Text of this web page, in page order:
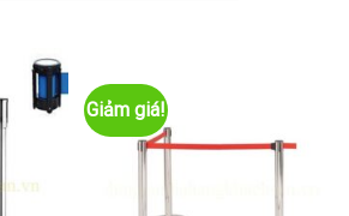
Giảm giá!